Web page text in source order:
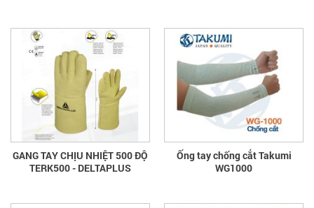
GANG TAY CHỊU NHIỆT 500 ĐỘ
TERK500 - DELTAPLUS
Ống tay chống cắt Takumi
WG1000